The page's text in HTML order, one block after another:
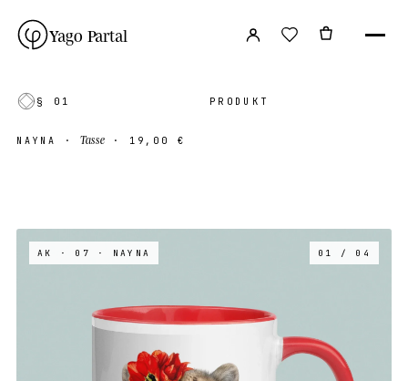
Yago Partal
§ 01 PRODUKT
NAYNA ·Tasse · 19,00 €
AK · 07 · NAYNA 01 / 04